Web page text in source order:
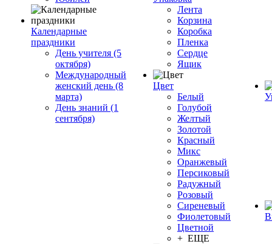
Календарные
праздники
День учителя (5
октября)
Международный
женский день (8
марта)
День знаний (1
сентября)
Лента
Корзина
Коробка
Пленка
Сердце
Ящик
Цвет
Белый
Голубой
Желтый
Золотой
Красный
Микс
Оранжевый
Персиковый
Радужный
Розовый
Сиреневый
Фиолетовый
Цветной
+ ЕЩЕ